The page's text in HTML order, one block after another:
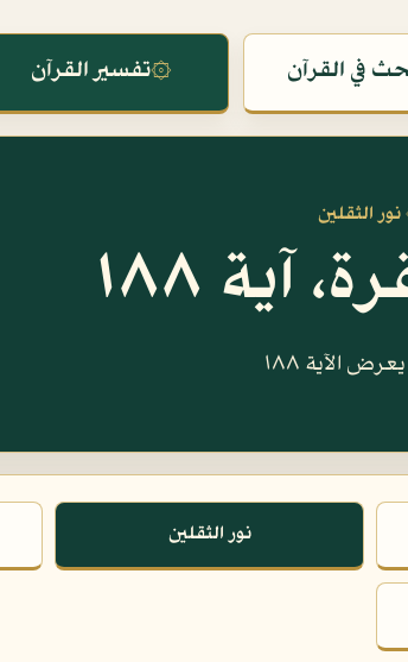
في القرآن ۞تفسير القرآن
الثقلين
آية ١٨٨
الآية ١٨٨
نور الثقلين